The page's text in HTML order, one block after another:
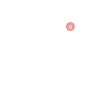
0